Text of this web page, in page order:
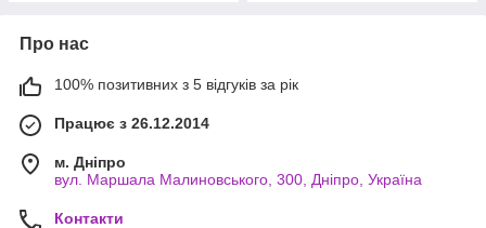
Про нас
100% позитивних з 5 відгуків за рік
Працює з 26.12.2014
м. Дніпро
вул. Маршала Малиновського, 300, Дніпро, Україна
Контакти